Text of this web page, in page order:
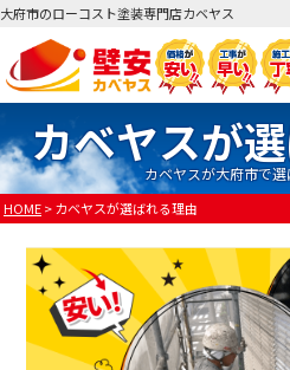
大府市のローコスト塗装専門店カベヤス
カベヤスが
カベヤスが大府市で
HOME>カベヤスが選ばれる理由